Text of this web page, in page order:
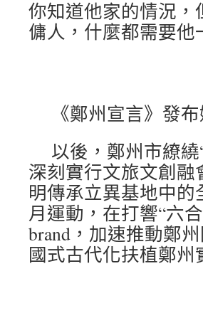
你知道他家的情況
傭人，什麼都需要
《鄭州宣言》發
以後，鄭州市繚繞
深刻實行文旅文創
明傳承立異基地中
月運動，在打響“六
brand，加速推動鄭
國式古代化扶植鄭州